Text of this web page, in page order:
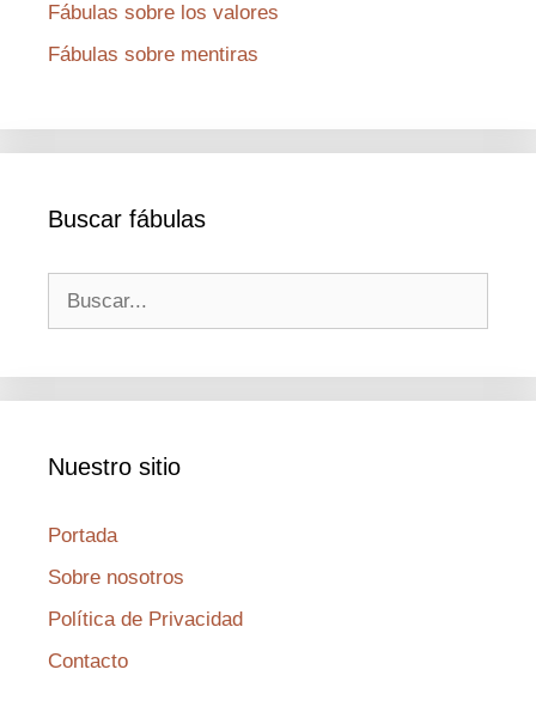
Fábulas sobre los valores
Fábulas sobre mentiras
Buscar fábulas
Nuestro sitio
Portada
Sobre nosotros
Política de Privacidad
Contacto